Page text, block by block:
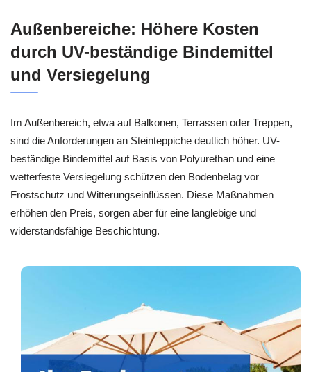
Außenbereiche: Höhere Kosten
durch UV-beständige Bindemittel
und Versiegelung
Im Außenbereich, etwa auf Balkonen, Terrassen oder Treppen,
sind die Anforderungen an Steinteppiche deutlich höher. UV-
beständige Bindemittel auf Basis von Polyurethan und eine
wetterfeste Versiegelung schützen den Bodenbelag vor
Frostschutz und Witterungseinflüssen. Diese Maßnahmen
erhöhen den Preis, sorgen aber für eine langlebige und
widerstandsfähige Beschichtung.